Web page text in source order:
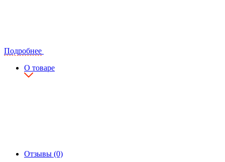
Подробнее
О товаре
Отзывы (0)